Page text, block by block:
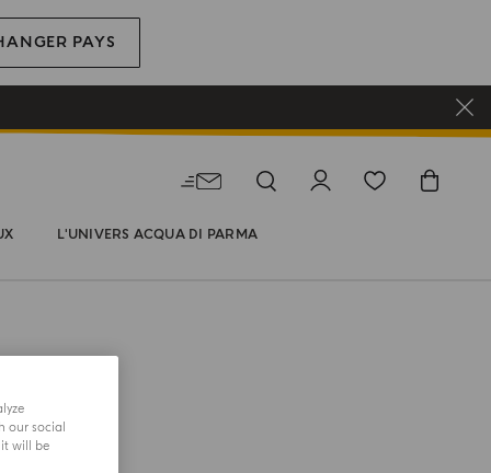
PAYS
L'UNIVERS ACQUA DI PARMA
our social
will be